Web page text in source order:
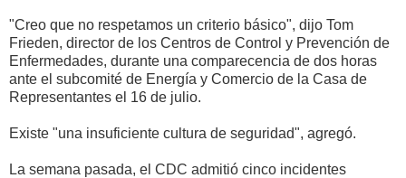
"Creo que no respetamos un criterio básico", dijo Tom
Frieden, director de los Centros de Control y Prevención de
Enfermedades, durante una comparecencia de dos horas
ante el subcomité de Energía y Comercio de la Casa de
Representantes el 16 de julio.
Existe "una insuficiente cultura de seguridad", agregó.
La semana pasada, el CDC admitió cinco incidentes